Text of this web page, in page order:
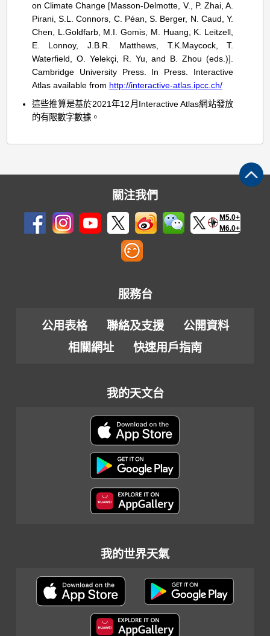
on Climate Change [Masson-Delmotte, V., P. Zhai, A.
Pirani, S.L. Connors, C. Péan, S. Berger, N. Caud, Y.
Chen, L.Goldfarb, M.I. Gomis, M. Huang, K. Leitzell,
E. Lonnoy, J.B.R. Matthews, T.K.Maycock, T.
Waterfield, O. Yelekçi, R. Yu, and B. Zhou (eds.)].
Cambridge University Press. In Press. Interactive
Atlas available from http://interactive-atlas.ipcc.ch/
這些推算是基於2021年12月Interactive Atlas網站發放
的有限數字數據。
關注我們
M5.0+
M6.0+
服務台
公用表格 聯絡及支援
公開資料
相關網址
快速用戶指南
我的天文台
我的世界天氣